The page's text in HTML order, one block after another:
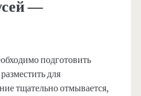
—
подготовить
для
тщательно отмывается,